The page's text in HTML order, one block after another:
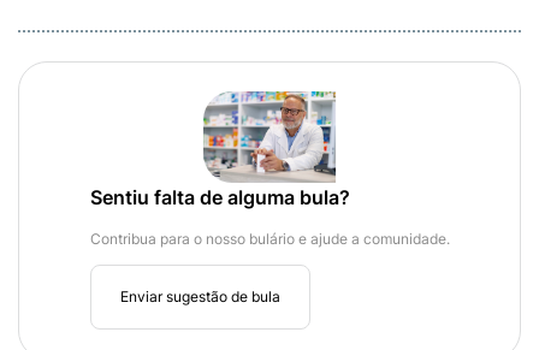
Sentiu falta de alguma bula?
Contribua para o nosso bulário e ajude a comunidade.
Enviar sugestão de bula